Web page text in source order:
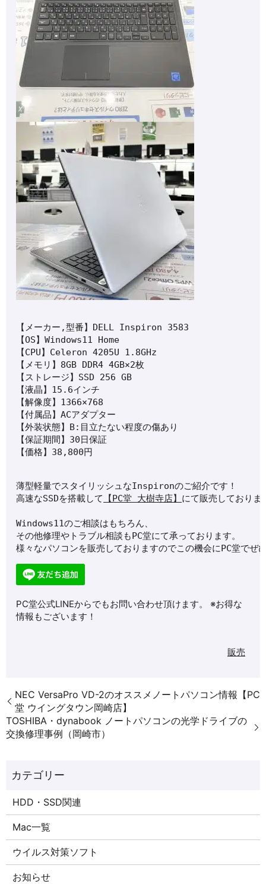
【メーカー,型番】DELL Inspiron 3583
【OS】Windows11 Home
【CPU】Celeron 4205U 1.8GHz
【メモリ】8GB DDR4 4GB×2枚
【ストレージ】SSD 256 GB
【液晶】15.6インチ
【解像度】1366×768
【付属品】ACアダプター
【外装状態】B:目立たない程度の傷あり
【保証期間】30日保証
【価格】38,800円
薄型軽量でスタイリッシュなInspironのご紹介です！
高速なSSDを搭載して
【PC堂 大樹寺店】 にて販売しておりま
Windows11のご相談はもちろん、
その他修理やトラブル相談もPC堂にて承っております。
様々なパソコンを販売しておりますのでこの機会にPC堂でぜ
PC堂公式LINEからでもお問い合わせ頂けます。 ※お得な
情報もございます！
販売
NEC VersaPro VD-2のオススメノートパソコン情報【PC
堂 ウイングタウン岡崎店】
TOSHIBA・dynabook ノートパソコンの光学ドライブの
交換修理事例（岡崎市）
HDD・SSD関連
Mac一覧
ウイルス対策ソフト
お知らせ